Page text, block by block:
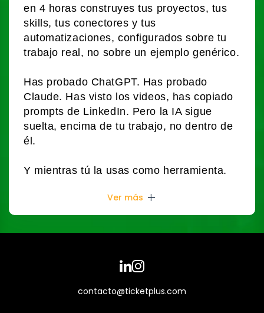
en 4 horas construyes tus proyectos, tus
skills, tus conectores y tus
automatizaciones, configurados sobre tu
trabajo real, no sobre un ejemplo genérico.
Has probado ChatGPT. Has probado
Claude. Has visto los videos, has copiado
prompts de LinkedIn. Pero la IA sigue
suelta, encima de tu trabajo, no dentro de
él.
Y mientras tú la usas como herramienta,
proyectos con memoria, skills que
codifican su metodología, conectores
LA JORNADA · 4 horas de trabajo, 5
Ver más add
contacto@ticketplus.com